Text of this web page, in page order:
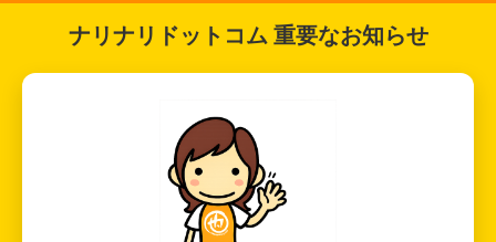
ナリナリドットコム 重要なお知らせ